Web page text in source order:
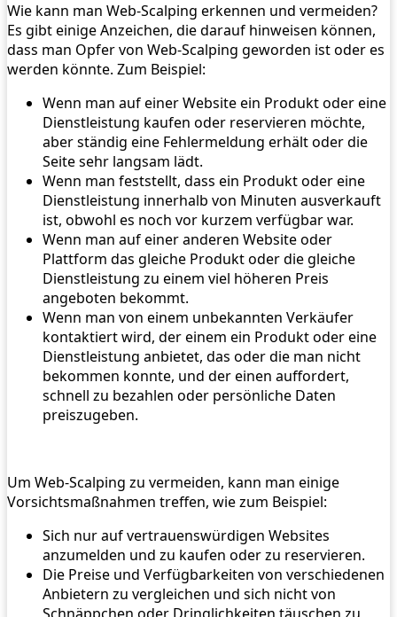
Wie kann man Web-Scalping erkennen und vermeiden?
Es gibt einige Anzeichen, die darauf hinweisen können,
dass man Opfer von Web-Scalping geworden ist oder es
werden könnte. Zum Beispiel:
Wenn man auf einer Website ein Produkt oder eine
Dienstleistung kaufen oder reservieren möchte,
aber ständig eine Fehlermeldung erhält oder die
Seite sehr langsam lädt.
Wenn man feststellt, dass ein Produkt oder eine
Dienstleistung innerhalb von Minuten ausverkauft
ist, obwohl es noch vor kurzem verfügbar war.
Wenn man auf einer anderen Website oder
Plattform das gleiche Produkt oder die gleiche
Dienstleistung zu einem viel höheren Preis
angeboten bekommt.
Wenn man von einem unbekannten Verkäufer
kontaktiert wird, der einem ein Produkt oder eine
Dienstleistung anbietet, das oder die man nicht
bekommen konnte, und der einen auffordert,
schnell zu bezahlen oder persönliche Daten
preiszugeben.
Um Web-Scalping zu vermeiden, kann man einige
Vorsichtsmaßnahmen treffen, wie zum Beispiel:
Sich nur auf vertrauenswürdigen Websites
anzumelden und zu kaufen oder zu reservieren.
Die Preise und Verfügbarkeiten von verschiedenen
Anbietern zu vergleichen und sich nicht von